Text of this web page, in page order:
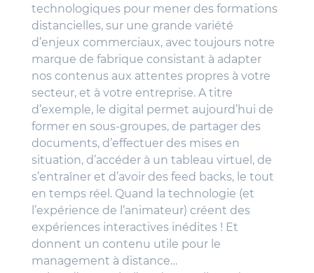
technologiques pour mener des formations
distancielles, sur une grande variété
d’enjeux commerciaux, avec toujours notre
marque de fabrique consistant à adapter
nos contenus aux attentes propres à votre
secteur, et à votre entreprise. A titre
d’exemple, le digital permet aujourd’hui de
former en sous-groupes, de partager des
documents, d’effectuer des mises en
situation, d’accéder à un tableau virtuel, de
s’entraîner et d’avoir des feed backs, le tout
en temps réel. Quand la technologie (et
l’expérience de l’animateur) créent des
expériences interactives inédites ! Et
donnent un contenu utile pour le
management à distance…